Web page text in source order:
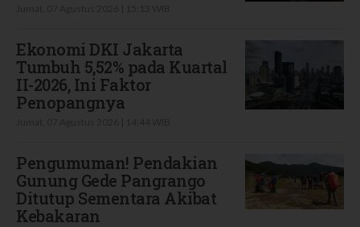
Ekonomi DKI Jakarta
Tumbuh 5,52% pada Kuartal
II-2026, Ini Faktor
Penopangnya
Pengumuman! Pendakian
Gunung Gede Pangrango
Ditutup Sementara Akibat
Kebakaran